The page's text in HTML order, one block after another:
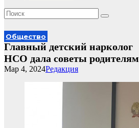
Общество
Главный детский нарколог
НСО дала советы родителям
Редакция
Мар 4, 2024